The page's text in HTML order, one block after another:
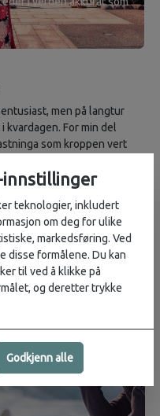
men på langtur
kvardagen. For min del
som kroppen vert
uke eller et sted å finne
Vi har funnet ti kule
innstillinger
teknologier, inkludert
om deg for ulike
markedsføring. Ved
disse formålene. Du kan
til ved å klikke på
og deretter trykke
Godkjenn alle